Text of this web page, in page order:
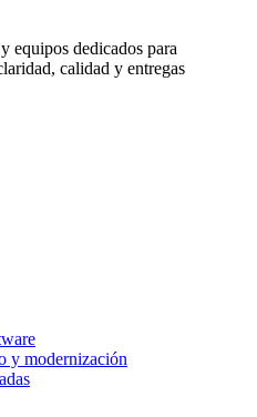
equipos dedicados para
calidad y entregas
y modernización